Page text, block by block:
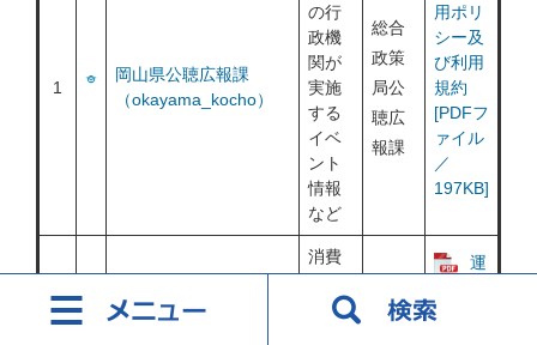
1
岡山県公聴広報課
（okayama_kocho）
の行
政機
関が
実施
する
イベ
ント
情報
など
総合
政策
局公
聴広
報課
用ポリ
シー及
び利用
規約
[PDFフ
ァイル
／
197KB]
消費
運
シー及